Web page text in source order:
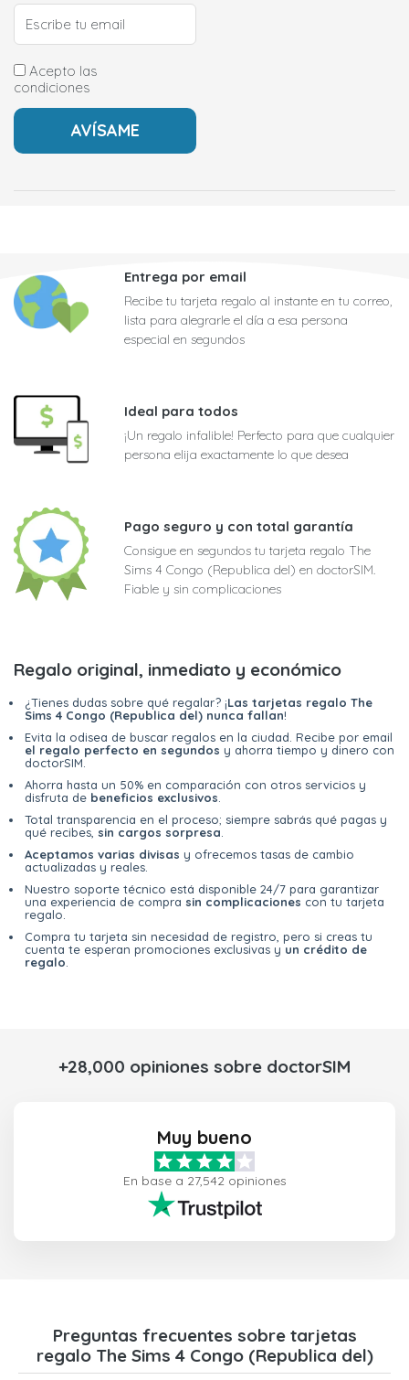
Acepto las
condiciones
Entrega por email
Recibe tu tarjeta regalo al instante en tu correo,
lista para alegrarle el día a esa persona
especial en segundos
Ideal para todos
¡Un regalo infalible! Perfecto para que cualquier
persona elija exactamente lo que desea
Pago seguro y con total garantía
Consigue en segundos tu tarjeta regalo The
Sims 4 Congo (Republica del) en doctorSIM.
Fiable y sin complicaciones
Regalo original, inmediato y económico
¿Tienes dudas sobre qué regalar? ¡Las tarjetas regalo The
Sims 4 Congo (Republica del) nunca fallan!
Evita la odisea de buscar regalos en la ciudad. Recibe por email
el regalo perfecto en segundos y ahorra tiempo y dinero con
doctorSIM.
Ahorra hasta un 50% en comparación con otros servicios y
disfruta de beneficios exclusivos
Total transparencia en el proceso; siempre sabrás qué pagas y
qué recibes, sin cargos sorpresa
Aceptamos varias divisas y ofrecemos tasas de cambio
actualizadas y reales.
Nuestro soporte técnico está disponible 24/7 para garantizar
una experiencia de compra sin complicaciones con tu tarjeta
regalo.
Compra tu tarjeta sin necesidad de registro, pero si creas tu
cuenta te esperan promociones exclusivas y un crédito de
regalo
+28,000 opiniones sobre doctorSIM
Muy bueno
En base a 27,542 opiniones
Preguntas frecuentes sobre tarjetas
regalo The Sims 4 Congo (Republica del)